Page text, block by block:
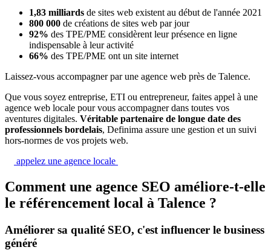
1,83 milliards de sites web existent au début de l'année 2021
800 000 de créations de sites web par jour
92% des TPE/PME considèrent leur présence en ligne
indispensable à leur activité
66% des TPE/PME ont un site internet
Laissez-vous accompagner par une agence web près de Talence.
Que vous soyez entreprise, ETI ou entrepreneur, faites appel à une
agence web locale pour vous accompagner dans toutes vos
aventures digitales. Véritable partenaire de longue date des
professionnels bordelais, Definima assure une gestion et un suivi
hors-normes de vos projets web.
appelez une agence locale
Comment une agence SEO améliore-t-elle
le référencement local à Talence ?
Améliorer sa qualité SEO, c'est influencer le business
généré